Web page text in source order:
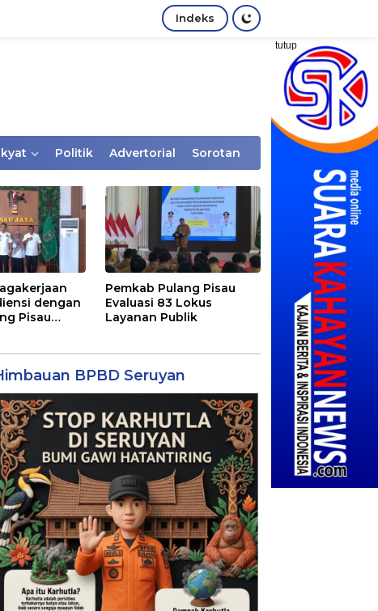
Indeks
tutup
Politik Advertorial Sorotan
dengan
Pisau
Pemkab Pulang Pisau
Evaluasi 83 Lokus
Layanan Publik
BPBD Seruyan